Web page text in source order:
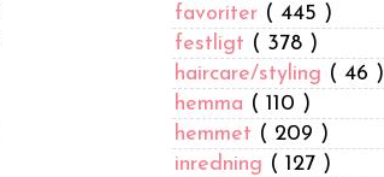
favoriter ( 445 )
festligt ( 378 )
haircare/styling ( 46 )
hemma ( 110 )
hemmet ( 209 )
inredning ( 127 )